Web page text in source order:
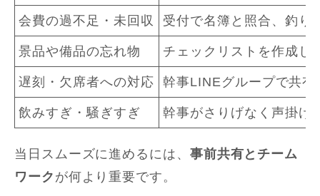
会費の過不足・未回収 受付で名簿と照合、釣り
景品や備品の忘れ物 チェックリストを作成し
遅刻・欠席者への対応 幹事LINEグループで共有
飲みすぎ・騒ぎすぎ 幹事がさりげなく声掛け
当日スムーズに進めるには、 事前共有とチーム
ワーク が何より重要です。